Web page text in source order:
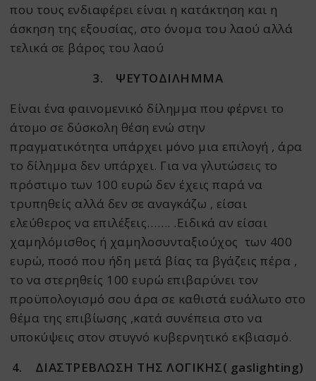
που τους ενδιαφέρει είναι η κατάκτηση και η
άσκηση της εξουσίας, στο όνομα του λαού αλλά
τελικά σε βάρος του λαού
3. ΨΕΥΤΟΔΙΛΗΜΜΑ
Είναι ένα φαινομενικό δίλημμα που φέρνει το
άτομο σε δύσκολη θέση ενώ στην
πραγματικότητα υπάρχει μόνο μια επιλογή , άρα
το δίλημμα δεν υπάρχει. Για να γλυτώσεις το
πρόστιμο των 100 ευρώ δεν έχεις παρά να
τρυπηθείς αλλά δεν σε αναγκάζω , είσαι
ελεύθερος να επιλέξεις……. .Ειδικά αν είσαι
χαμηλόμισθος ή χαμηλοσυνταξιούχος των 400
ευρώ, ποσό που ήδη μετά βίας τα βγάζεις πέρα ,
το να στερηθείς 100 ευρώ επιβαρύνει τον
προϋπολογισμό σου άρα σε καθιστά ευάλωτο στο
θέμα της επιβίωσης ,κατά συνέπεια στο να
υποκύψεις στον στυγνό κυβερνητικό εκβιασμό.
4. ΔΙΑΣΤΡΕΒΛΩΣΗ ΤΗΣ ΛΟΓΙΚΗΣ( gaslighting)